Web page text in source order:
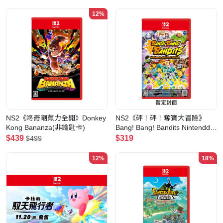
12%
NS2《咚奇剛蕉力全開》Donkey
Kong Bananza(非鑰匙卡)
$439 $499
NS2《砰！砰！奪寶大冒險》
Bang! Bang! Bandits Nintenddo
Switch 2 Edition (非鑰匙卡)
$319
12% 18%